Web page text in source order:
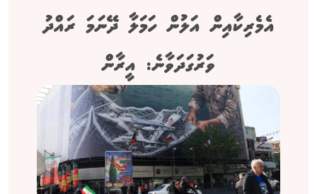
އެމެރިކާއިން އަލުން ހަމަލާ ދޭނަމަ ރައްދު
ވަރުގަދަވާނެ: އީރާން